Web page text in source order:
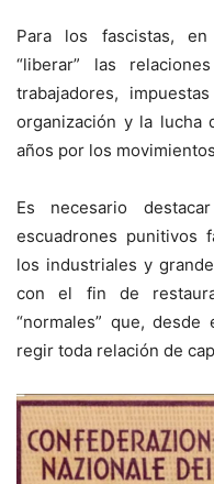
Para los fascistas,
“liberar” las
trabajadores,
organización y la lucha
años por los
Es necesario
escuadrones punitivos
los industriales y
con el fin de
“normales” que,
regir toda relación de